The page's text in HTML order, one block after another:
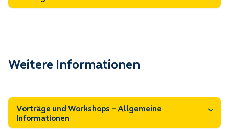
Weitere Informationen
Vorträge und Workshops – Allgemeine
Informationen